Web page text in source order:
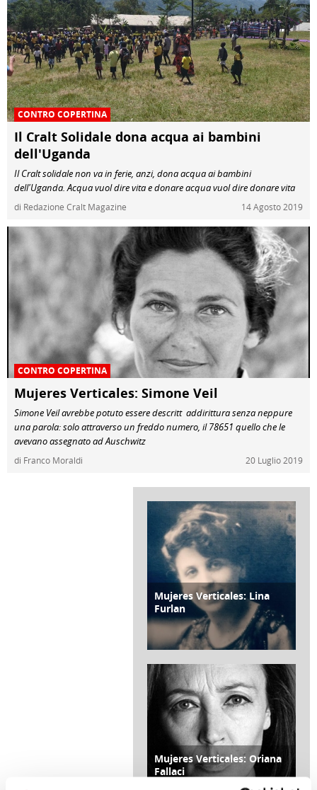
CONTRO COPERTINA
Il Cralt Solidale dona acqua ai bambini
dell'Uganda
Il Cralt solidale non va in ferie, anzi, dona acqua ai bambini
dell'Uganda. Acqua vuol dire vita e donare acqua vuol dire donare vita
di Redazione Cralt Magazine 14 Agosto 2019
CONTRO COPERTINA
Mujeres Verticales: Simone Veil
Simone Veil avrebbe potuto essere descritt addirittura senza neppure
una parola: solo attraverso un freddo numero, il 78651 quello che le
avevano assegnato ad Auschwitz
di Franco Moraldi 20 Luglio 2019
CONTRO COPERTINA
Mujeres Verticales: Lina
Furlan
15 Giugno 2019
CONTRO COPERTINA
Mujeres Verticales: Oriana
Fallaci